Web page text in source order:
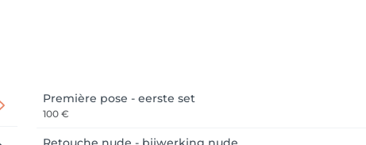
Première pose - eerste set
100 €